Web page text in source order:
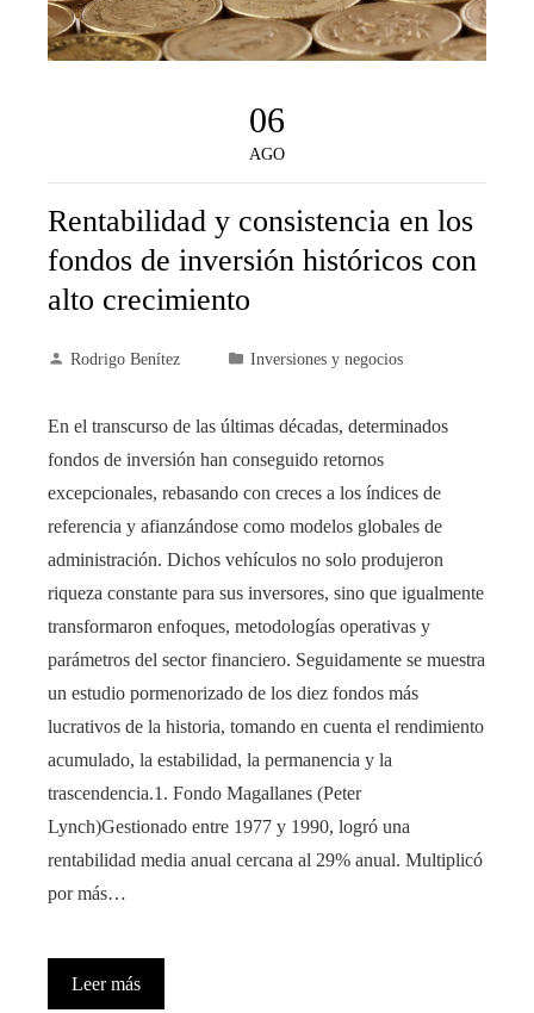
06
AGO
Rentabilidad y consistencia en los
fondos de inversión históricos con
alto crecimiento
Rodrigo Benítez Inversiones y negocios
En el transcurso de las últimas décadas, determinados
fondos de inversión han conseguido retornos
excepcionales, rebasando con creces a los índices de
referencia y afianzándose como modelos globales de
administración. Dichos vehículos no solo produjeron
riqueza constante para sus inversores, sino que igualmente
transformaron enfoques, metodologías operativas y
parámetros del sector financiero. Seguidamente se muestra
un estudio pormenorizado de los diez fondos más
lucrativos de la historia, tomando en cuenta el rendimiento
acumulado, la estabilidad, la permanencia y la
trascendencia.1. Fondo Magallanes (Peter
Lynch)Gestionado entre 1977 y 1990, logró una
rentabilidad media anual cercana al 29% anual. Multiplicó
por más…
Leer más